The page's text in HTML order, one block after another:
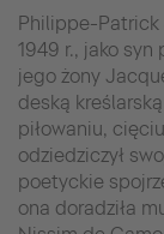
Philippe-Patrick
1949 r., jako
jego żony
deską
piłowaniu,
odziedziczył
poetyckie
ona doradziła